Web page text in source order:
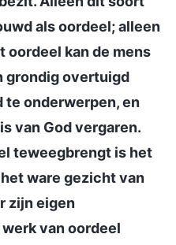
als oordeel; alleen
oordeel kan de mens
grondig overtuigd
te onderwerpen, en
van God vergaren.
teweegbrengt is het
ware gezicht van
zijn eigen
van oordeel